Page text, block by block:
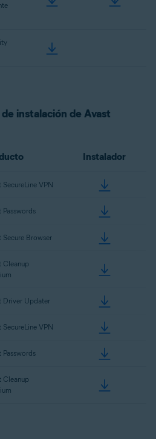
instalación de Avast
Instalador
SecureLine VPN
Passwords
Secure Browser
Cleanup
Driver Updater
SecureLine VPN
Passwords
Cleanup